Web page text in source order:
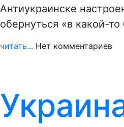
Антиукраинске
обернуться «в какой-
читать... Нет комментариев